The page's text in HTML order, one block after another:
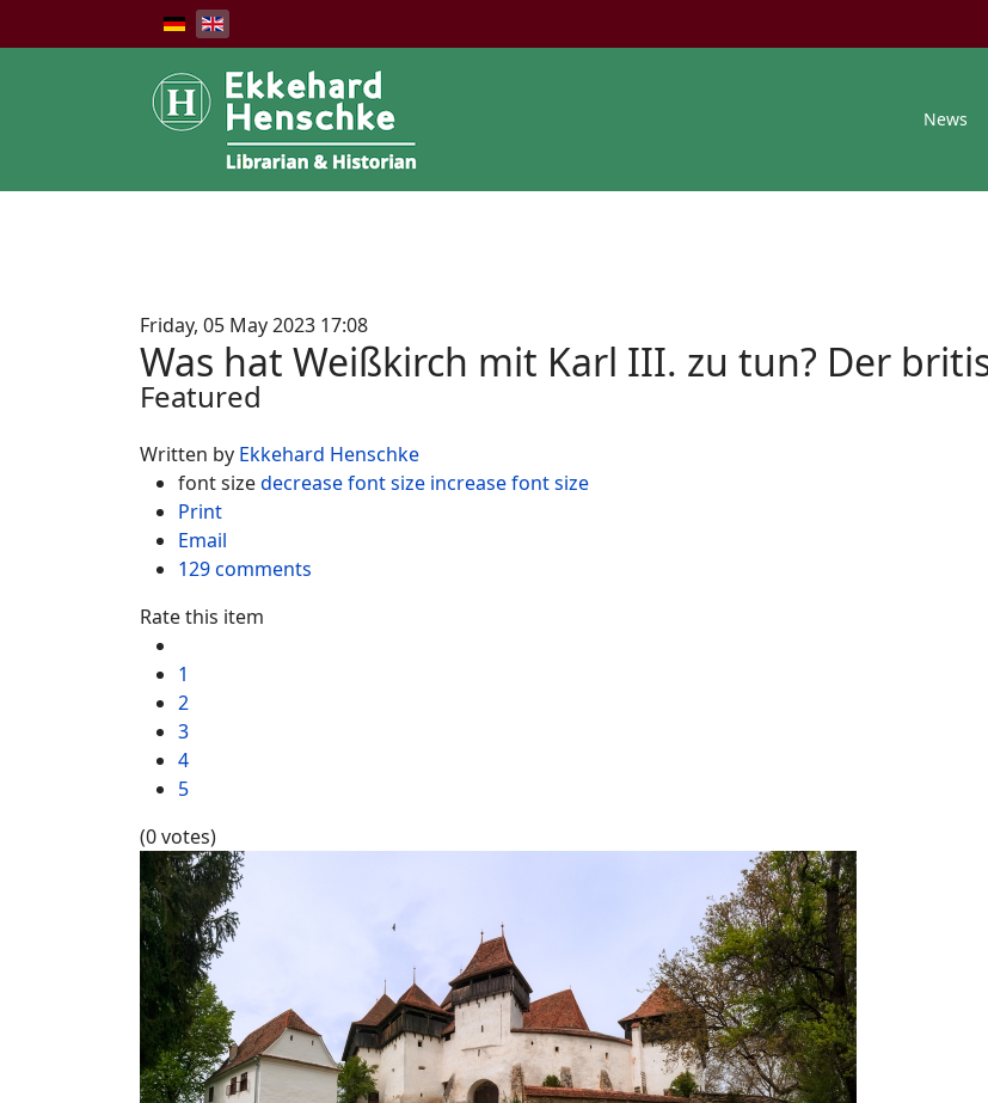
News
Friday, 05 May 2023 17:08
Was hat Weißkirch mit Karl III. zu tun? Der
Featured
Written by Ekkehard Henschke
font sizedecrease font size increase font size
Print
Email
129comments
Rate this item
1
2
3
4
5
(0 votes)